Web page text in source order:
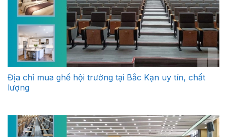
Địa chỉ mua ghế hội trường tại Bắc Kạn uy tín, chất
lượng